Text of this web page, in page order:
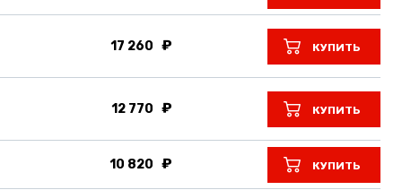
17 260 КУПИТЬ
12 770 КУПИТЬ
10 820 КУПИТЬ